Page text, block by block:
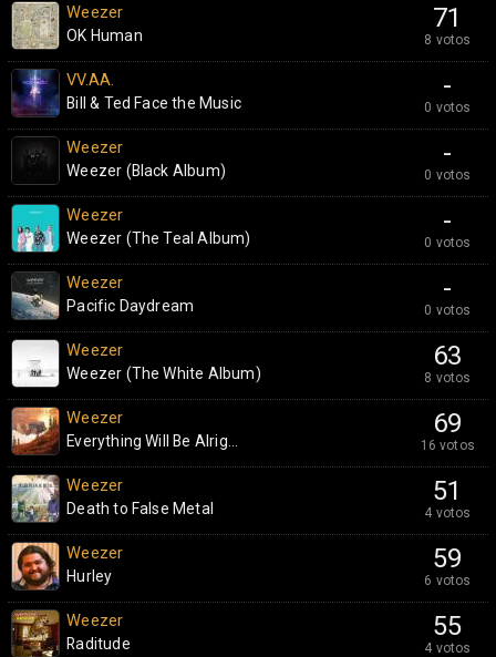
71
8 votos
Weezer
OK Human
-
0 votos
VV.AA.
Bill & Ted Face the Music
-
0 votos
Weezer
Weezer (Black Album)
-
0 votos
Weezer
Weezer (The Teal Album)
-
0 votos
Weezer
Pacific Daydream
63
8 votos
Weezer
Weezer (The White Album)
69
16 votos
Weezer
Everything Will Be Alrig...
51
4 votos
Weezer
Death to False Metal
59
6 votos
Weezer
Hurley
55
4 votos
Weezer
Raditude